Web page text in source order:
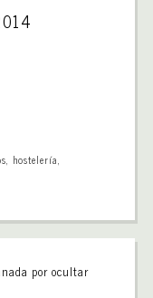
, hostelería,
por ocultar